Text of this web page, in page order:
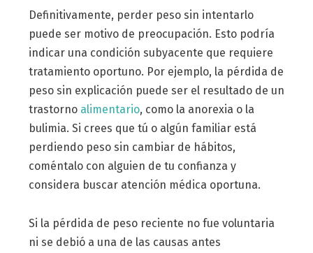
Definitivamente, perder peso sin intentarlo
puede ser motivo de preocupación. Esto podría
indicar una condición subyacente que requiere
tratamiento oportuno. Por ejemplo, la pérdida de
peso sin explicación puede ser el resultado de un
trastorno alimentario, como la anorexia o la
bulimia. Si crees que tú o algún familiar está
perdiendo peso sin cambiar de hábitos,
coméntalo con alguien de tu confianza y
considera buscar atención médica oportuna.
Si la pérdida de peso reciente no fue voluntaria
ni se debió a una de las causas antes